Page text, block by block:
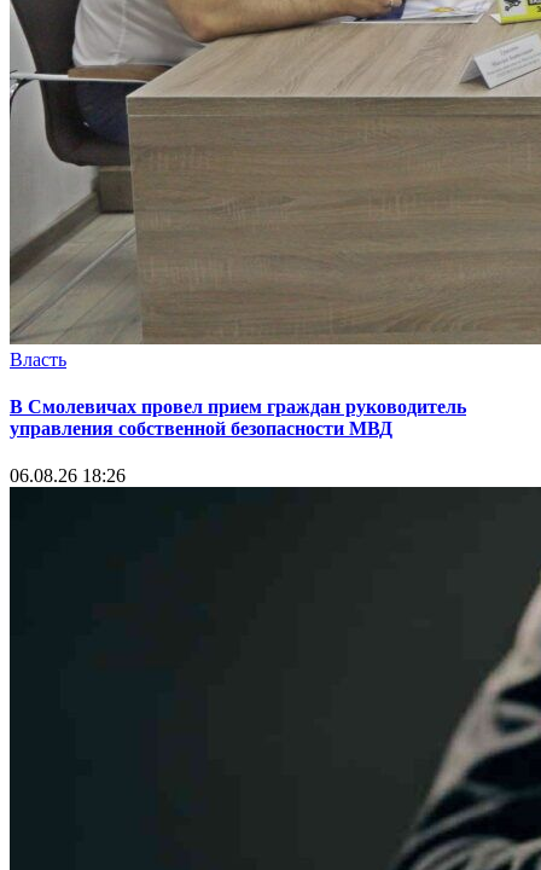
Власть
В Смолевичах провел прием граждан руководитель
управления собственной безопасности МВД
06.08.26 18:26